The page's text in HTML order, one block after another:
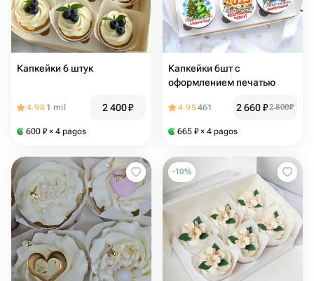
Капкейки 6 штук
4.98 1 mil 2 400₽
600 ₽ × 4 pagos
Капкейки 6шт с
оформлением печатью
4.95461 2 660₽2 800₽
665 ₽ × 4 pagos
-10%